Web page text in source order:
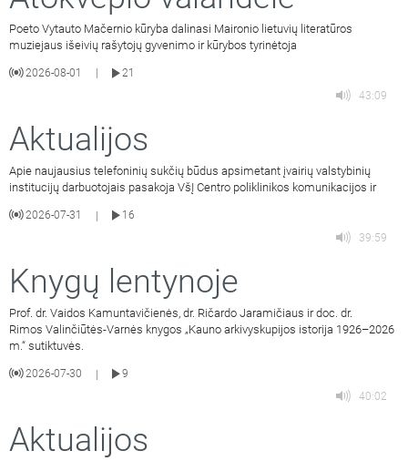
Poeto Vytauto Mačernio kūryba dalinasi Maironio lietuvių literatūros
muziejaus išeivių rašytojų gyvenimo ir kūrybos tyrinėtoja
2026-08-01
21
43:09
Aktualijos
Apie naujausius telefoninių sukčių būdus apsimetant įvairių valstybinių
institucijų darbuotojais pasakoja VšĮ Centro poliklinikos komunikacijos ir
2026-07-31 |
16
39:59
Knygų lentynoje
Prof. dr. Vaidos Kamuntavičienės, dr. Ričardo Jaramičiaus ir doc. dr.
Rimos Valinčiūtės-Varnės knygos „Kauno arkivyskupijos istorija 1926–2026
m.“ sutiktuvės.
2026-07-30 |
9
40:02
Aktualijos